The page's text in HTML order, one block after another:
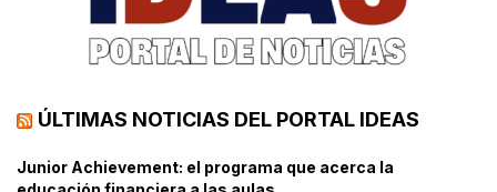
ÚLTIMAS NOTICIAS DEL PORTAL IDEAS
Junior Achievement: el programa que acerca la